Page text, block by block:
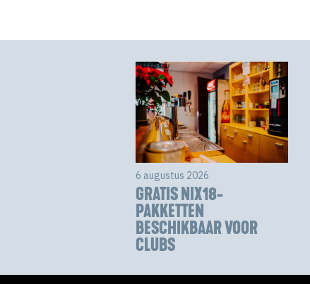
6 augustus 2026
GRATIS NIX18-
PAKKETTEN
BESCHIKBAAR VOOR
CLUBS